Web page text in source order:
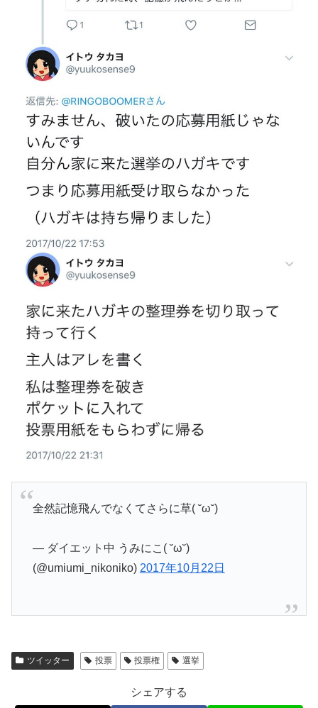
全然記憶飛んでなくてさらに草( ˘ω˘)
— ダイエット中 うみにこ( ˘ω˘)
(@umiumi_nikoniko) 2017年10月22日
ツイッター 投票 投票権 選挙
シェアする